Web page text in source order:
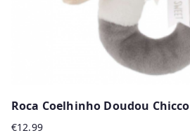
Roca Coelhinho Doudou Chicco
€12.99